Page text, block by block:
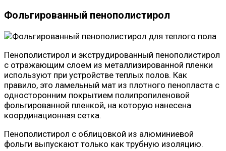
Фольгированный пенополистирол
Пенополистирол и экструдированный пенополистирол
с отражающим слоем из металлизированной пленки
используют при устройстве теплых полов. Как
правило, это ламельный мат из плотного пенопласта с
односторонним покрытием полипропиленовой
фольгированной пленкой, на которую нанесена
координационная сетка.
Пенополистирол с облицовкой из алюминиевой
фольги выпускают только как трубную изоляцию.